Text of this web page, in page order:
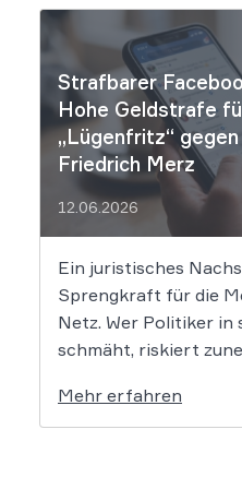
falsche Tatsachen
unmittelbare Haftung
München I (LG
Strafbarer
Hohe Geldstrafe
„Lügenfritz“
Friedrich Merz
12.06.2026
Ein juristisches
Sprengkraft für die
Netz. Wer Politiker in
schmäht, riskiert
einen Facebook-
Geldstrafe verhängt,
Mehr erfahren